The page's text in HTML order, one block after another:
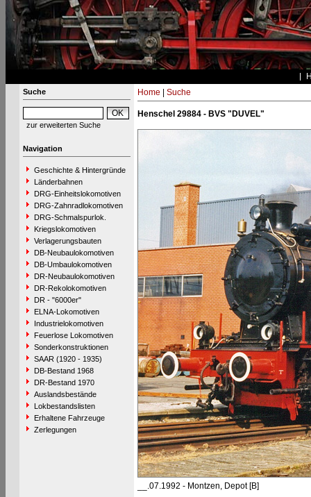
Suche
zur erweiterten Suche
Navigation
Geschichte & Hintergründe
Länderbahnen
DRG-Einheitslokomotiven
DRG-Zahnradlokomotiven
DRG-Schmalspurlok.
Kriegslokomotiven
Verlagerungsbauten
DB-Neubaulokomotiven
DB-Umbaulokomotiven
DR-Neubaulokomotiven
DR-Rekolokomotiven
DR - "6000er"
ELNA-Lokomotiven
Industrielokomotiven
Feuerlose Lokomotiven
Sonderkonstruktionen
SAAR (1920 - 1935)
DB-Bestand 1968
DR-Bestand 1970
Auslandsbestände
Lokbestandslisten
Erhaltene Fahrzeuge
Zerlegungen
Home Suche
Henschel 29884 - BVS "DUVEL"
__.07.1992 - Montzen, Depot [B]